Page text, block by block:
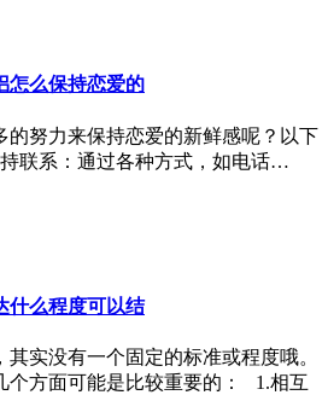
怎么保持恋爱的
努力来保持恋爱的新鲜感呢？以下
系：通过各种方式，如电话…
什么程度可以结
实没有一个固定的标准或程度哦。
个方面可能是比较重要的： 1.相互